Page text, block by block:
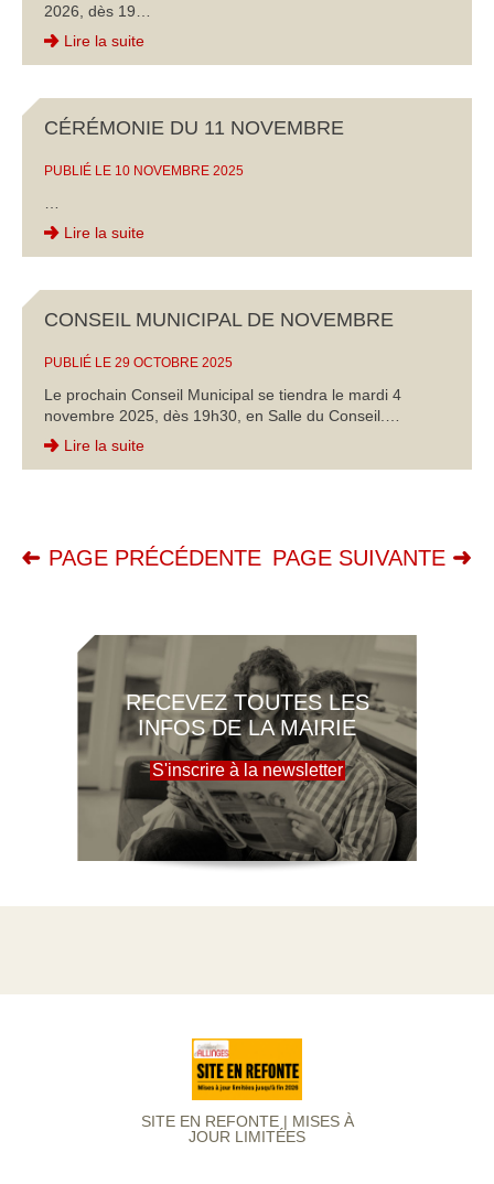
2026, dès 19…
Lire la suite
CÉRÉMONIE DU 11 NOVEMBRE
PUBLIÉ LE 10 NOVEMBRE 2025
Lire la suite
CONSEIL MUNICIPAL DE NOVEMBRE
PUBLIÉ LE 29 OCTOBRE 2025
Le prochain Conseil Municipal se tiendra le mardi 4
novembre 2025, dès 19h30, en Salle du Conseil.…
Lire la suite
PAGE PRÉCÉDENTE PAGE SUIVANTE
RECEVEZ TOUTES LES
INFOS DE LA MAIRIE
S'inscrire à la newsletter
SITE EN REFONTE | MISES À
JOUR LIMITÉES